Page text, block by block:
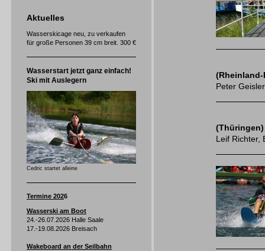
Aktuelles
Wasserskicage neu, zu verkaufen
für große Personen 39 cm breit. 300 €
Wasserstart jetzt ganz einfach!
Ski mit Auslegern
Cedric startet alleine
Termine 2026
Wasserski am Boot
24.-26.07.2026 Halle Saale
17.-19.08.2026 Breisach
Wakeboard an der Seilbahn
(Rheinland-
Peter
(Thüringen)
Leif Richter,